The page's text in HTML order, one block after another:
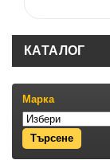
КАТАЛОГ
Марка